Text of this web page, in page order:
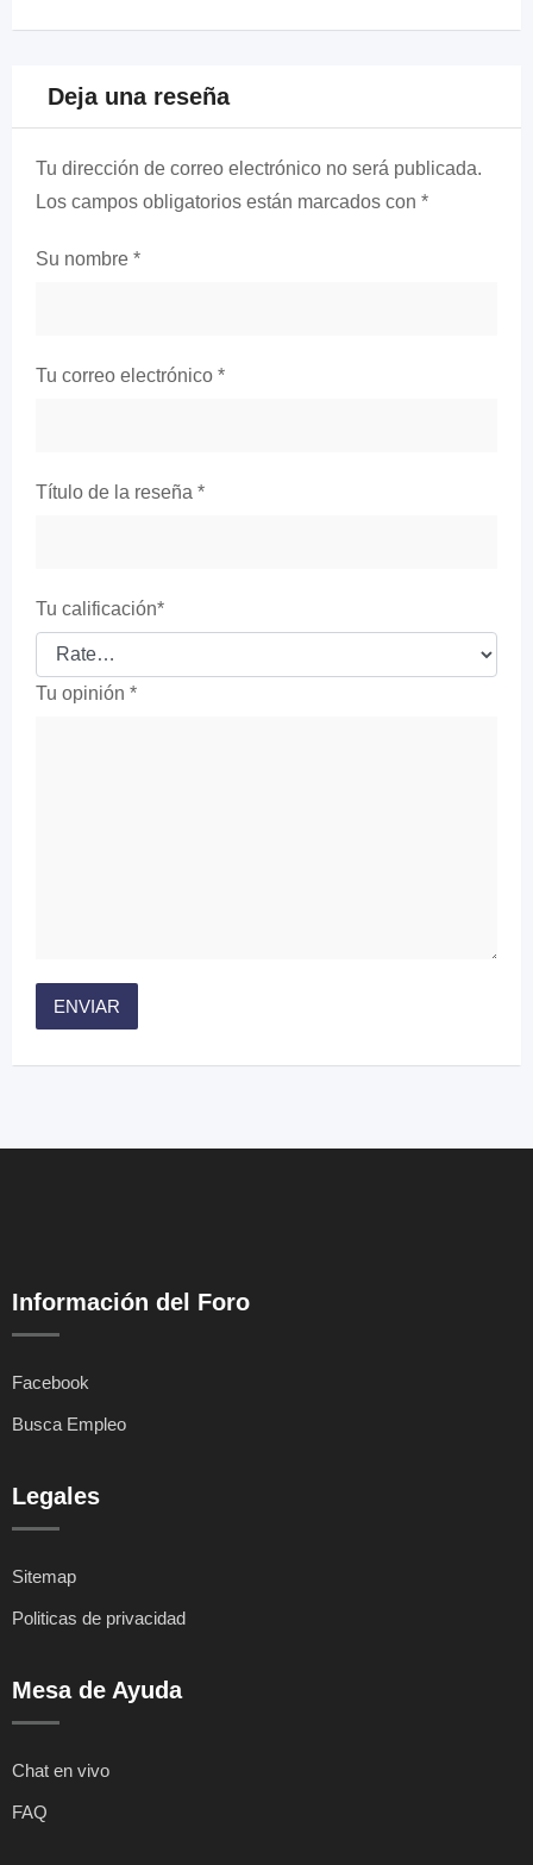
Deja una reseña
Tu dirección de correo electrónico no será publicada.
Los campos obligatorios están marcados con *
Su nombre *
Tu correo electrónico *
Título de la reseña *
Tu calificación*
Tu opinión *
Información del Foro
Facebook
Busca Empleo
Legales
Sitemap
Politicas de privacidad
Mesa de Ayuda
Chat en vivo
FAQ